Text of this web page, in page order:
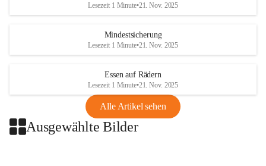
Lesezeit 1 Minute•21. Nov. 2025
Mindestsicherung
Lesezeit 1 Minute•21. Nov. 2025
Essen auf Rädern
Lesezeit 1 Minute•21. Nov. 2025
Alle Artikel sehen
Ausgewählte Bilder